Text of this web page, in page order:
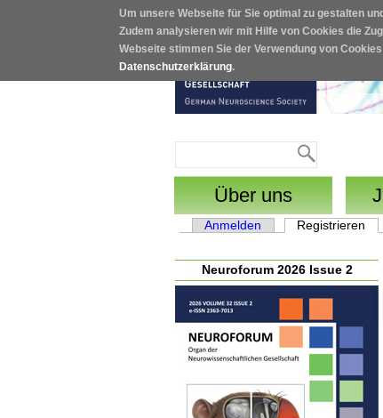
Um unsere Webseite für Sie optimal zu gestalten
Zudem analysieren wir mit Hilfe von Cookies die
Webseite stimmen Sie der Verwendung von Cookies
Datenschutzerklärung.
Direkt zum Inhalt
Suchformular
Über uns
Anmelden Registrieren
Neuroforum 2026 Issue 2